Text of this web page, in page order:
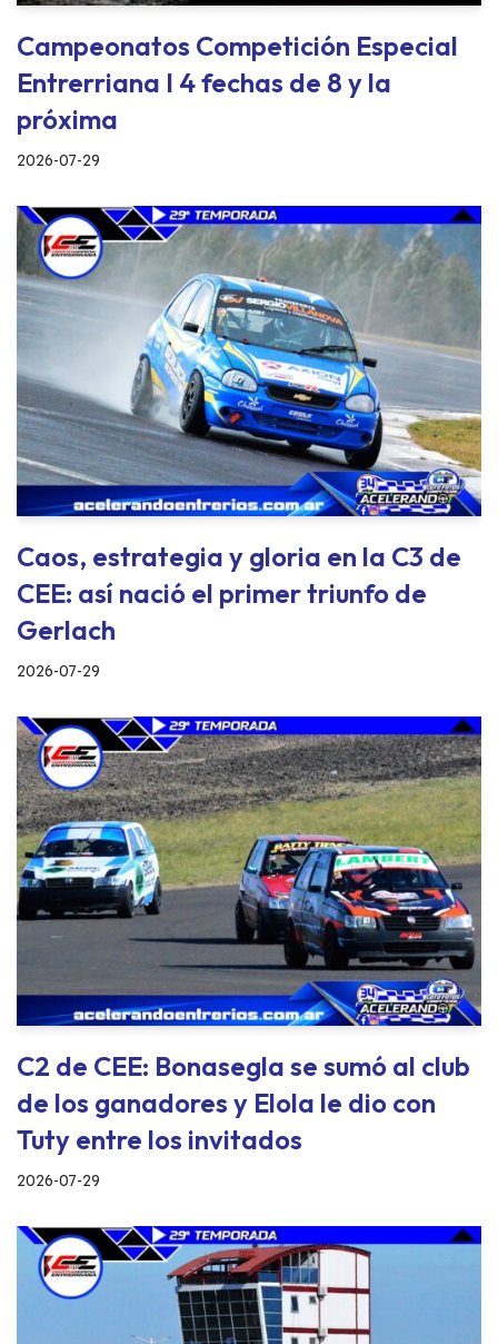
Campeonatos Competición Especial
Entrerriana I 4 fechas de 8 y la
próxima
2026-07-29
Caos, estrategia y gloria en la C3 de
CEE: así nació el primer triunfo de
Gerlach
2026-07-29
C2 de CEE: Bonasegla se sumó al club
de los ganadores y Elola le dio con
Tuty entre los invitados
2026-07-29